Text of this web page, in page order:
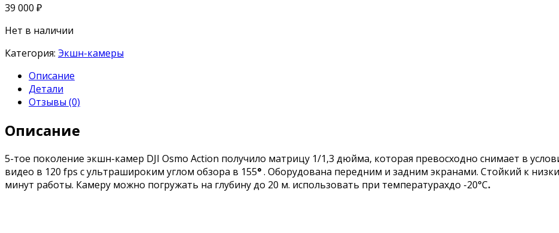
39 000 ₽
Нет в наличии
Категория: Экшн-камеры
Описание
Детали
Отзывы (0)
Описание
5-тое поколение экшн-камер DJI Osmo Action получило матрицу 1/1,3 дюйма, которая превосходно снимает в
видео в 120 fps с ультрашироким углом обзора в 155°. Оборудована передним и задним экранами. Стойкий к
минут работы. Камеру можно погружать на глубину до 20 м. использовать при температурахдо -20°C.